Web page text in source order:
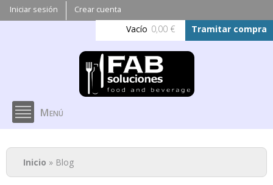
Pasar al
contenido
principal
Iniciar sesión Crear cuenta
Vacío 0,00 € Tramitar compra
Menú
Se encuentra usted aquí
Inicio » Blog